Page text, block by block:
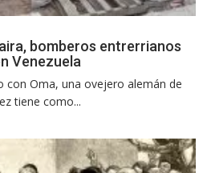
bomberos entrerrianos
Venezuela
con Oma, una ovejero alemán de
tiene como...